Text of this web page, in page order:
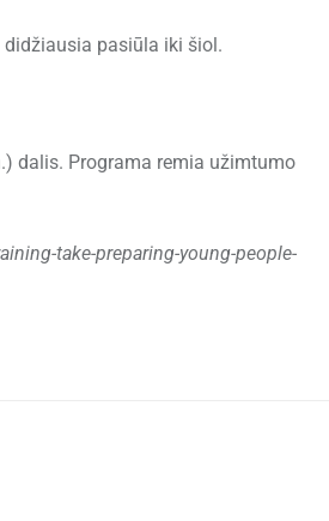
pasiūla iki šiol.
dalis. Programa remia užimtumo
take-preparing-young-people-